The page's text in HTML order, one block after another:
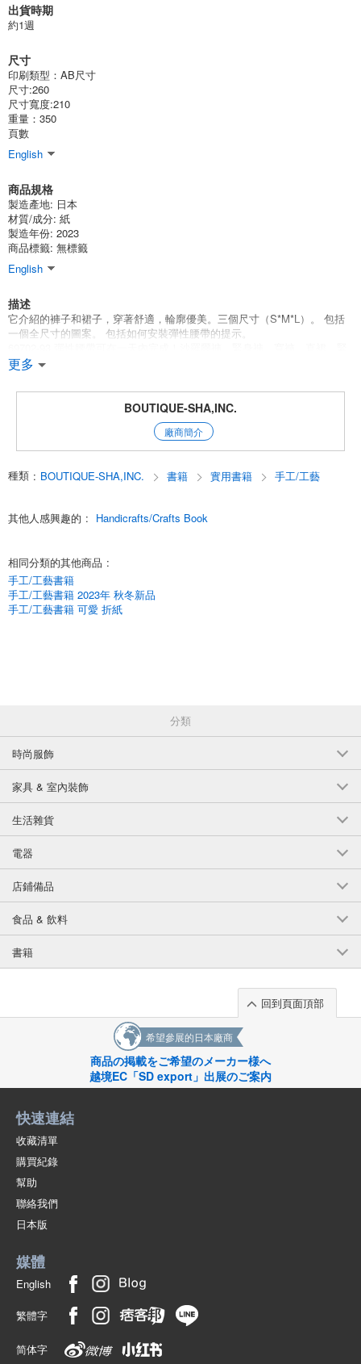
出貨時期
約1週
尺寸
印刷類型：AB尺寸
尺寸:260
尺寸寬度:210
重量：350
頁數
English
商品規格
製造產地: 日本
材質/成分: 紙
製造年份: 2023
商品標籤: 無標籤
English
描述
它介紹的褲子和裙子，穿著舒適，輪廓優美。三個尺寸（S*M*L）。 包括
一個全尺寸的圖案。 包括如何安裝彈性腰帶的提示。
身裙
圖案紙1件
更多
BOUTIQUE-SHA,INC.
廠商簡介
種類 : BOUTIQUE-SHA,INC. 書籍 實用書籍 手工/工藝
其他人感興趣的 : Handicrafts/Crafts Book
相同分類的其他商品 :
手工/工藝書籍
手工/工藝書籍 2023年 秋冬新品
手工/工藝書籍 可愛 折紙
分類
時尚服飾
家具 & 室內裝飾
生活雜貨
電器
店鋪備品
食品 & 飲料
書籍
回到頁面頂部
希望參展的日本廠商
商品の掲載をご希望のメーカー様へ
越境EC「SD export」出展のご案内
快速連結
收藏清單
購買紀錄
幫助
聯絡我們
日本版
媒體
English
繁體字
简体字